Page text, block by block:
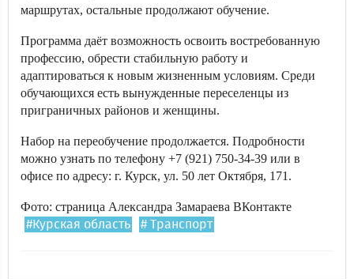
маршрутах, остальные продолжают обучение.
Программа даёт возможность освоить востребованную
профессию, обрести стабильную работу и
адаптироваться к новым жизненным условиям. Среди
обучающихся есть вынужденные переселенцы из
приграничных районов и женщины.
Набор на переобучение продолжается. Подробности
можно узнать по телефону +7 (921) 750-34-39 или в
офисе по адресу: г. Курск, ул. 50 лет Октября, 171.
Фото: страница Александра Замараева ВКонтакте
#Курская область # Транспорт